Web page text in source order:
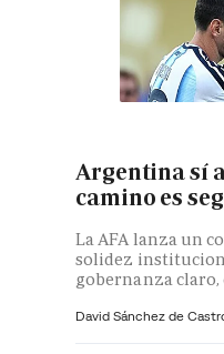
Argentina sí
camino es
La AFA lanza un
solidez
gobernanza
David Sánchez de